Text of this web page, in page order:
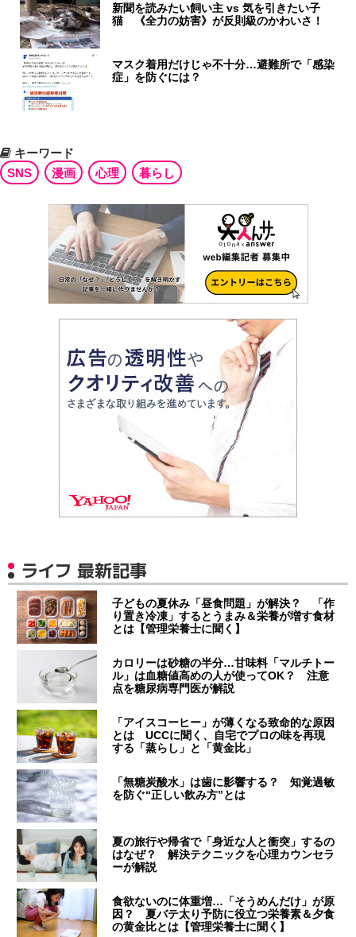
新聞を読みたい飼い主 vs 気を引きたい子
猫 《全力の妨害》が反則級のかわいさ！
マスク着用だけじゃ不十分…避難所で「感染
症」を防ぐには？
キーワード
SNS
漫画 心理 暮らし
ライフ 最新記事
子どもの夏休み「昼食問題」が解決？ 「作
り置き冷凍」するとうまみ＆栄養が増す食材
とは【管理栄養士に聞く】
カロリーは砂糖の半分…甘味料「マルチトー
ル」は血糖値高めの人が使ってOK？ 注意
点を糖尿病専門医が解説
「アイスコーヒー」が薄くなる致命的な原因
とは UCCに聞く、自宅でプロの味を再現
する「蒸らし」と「黄金比」
「無糖炭酸水」は歯に影響する？ 知覚過敏
を防ぐ“正しい飲み方”とは
夏の旅行や帰省で「身近な人と衝突」するの
はなぜ？ 解決テクニックを心理カウンセラ
ーが解説
食欲ないのに体重増…「そうめんだけ」が原
因？ 夏バテ太り予防に役立つ栄養素＆夕食
の黄金比とは【管理栄養士に聞く】